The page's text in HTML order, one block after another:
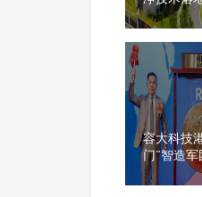
容大科技
门”智造